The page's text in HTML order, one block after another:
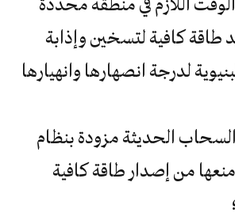
طاقة كافية لتسخين وإذابة
لدرجة انصهارها وانهيارها
الحديثة مزودة بنظام
من إصدار طاقة كافية